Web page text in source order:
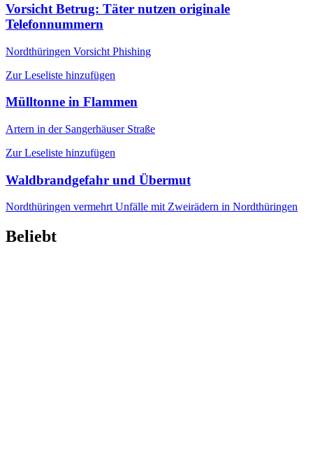
Vorsicht Betrug: Täter nutzen originale
Telefonnummern
Nordthüringen Vorsicht Phishing
Zur Leseliste hinzufügen
Mülltonne in Flammen
Artern in der Sangerhäuser Straße
Zur Leseliste hinzufügen
Waldbrandgefahr und Übermut
Nordthüringen vermehrt Unfälle mit Zweirädern in Nordthüringen
Beliebt